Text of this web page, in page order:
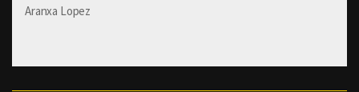
Aranxa Lopez